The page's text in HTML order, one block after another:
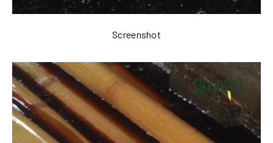
Screenshot
Video
Player